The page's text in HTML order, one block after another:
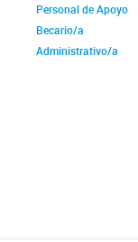
Personal de Apoyo
Becario/a
Administrativo/a